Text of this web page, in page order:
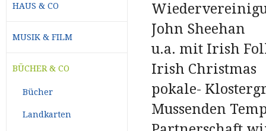
John Sheehan
u.a. mit Irish
Irish Christmas
pokale-
Mussenden
HAUS & CO
MUSIK & FILM
BÜCHER & CO
Bücher
Landkarten